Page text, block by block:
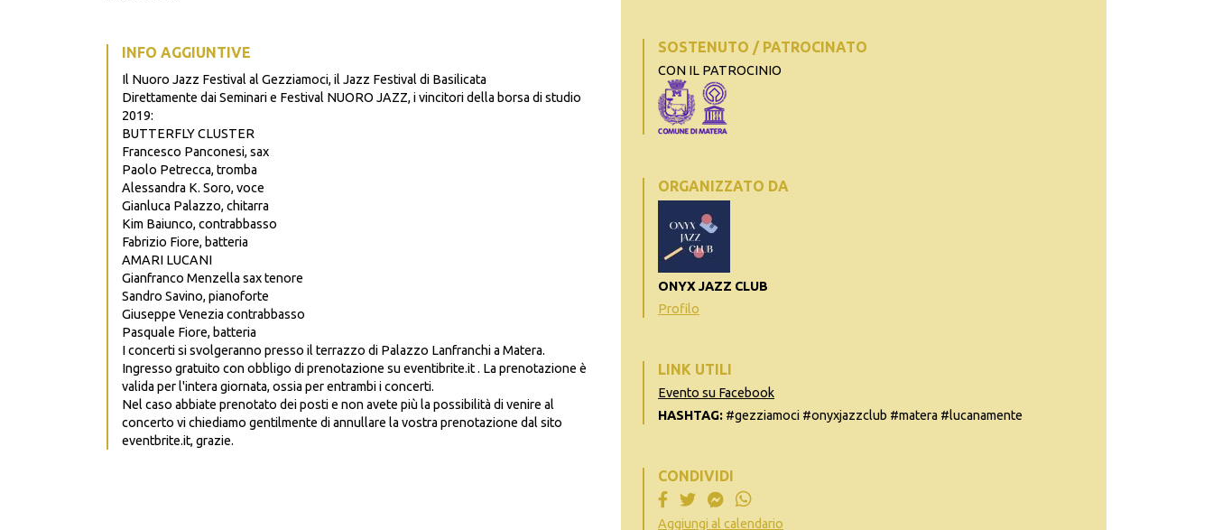
INFO AGGIUNTIVE
Il Nuoro Jazz Festival al Gezziamoci, il Jazz Festival di Basilicata
Direttamente dai Seminari e Festival NUORO JAZZ, i vincitori della borsa di studio
2019:
BUTTERFLY CLUSTER
Francesco Panconesi, sax
Paolo Petrecca, tromba
Alessandra K. Soro, voce
Gianluca Palazzo, chitarra
Kim Baiunco, contrabbasso
Fabrizio Fiore, batteria
AMARI LUCANI
Gianfranco Menzella sax tenore
Sandro Savino, pianoforte
Giuseppe Venezia contrabbasso
Pasquale Fiore, batteria
I concerti si svolgeranno presso il terrazzo di Palazzo Lanfranchi a Matera.
Ingresso gratuito con obbligo di prenotazione su eventibrite.it . La prenotazione è
valida per l'intera giornata, ossia per entrambi i concerti.
Nel caso abbiate prenotato dei posti e non avete più la possibilità di venire al
concerto vi chiediamo gentilmente di annullare la vostra prenotazione dal sito
eventbrite.it, grazie.
SOSTENUTO / PATROCINATO
CON IL PATROCINIO
ORGANIZZATO DA
ONYX JAZZ CLUB
Profilo
LINK UTILI
Evento su Facebook
HASHTAG: #gezziamoci #onyxjazzclub #matera #lucanamente
CONDIVIDI
Aggiungi al calendario